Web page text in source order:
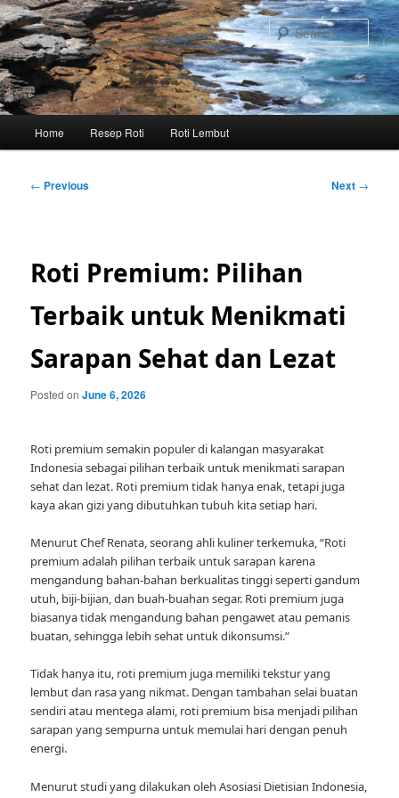
Skip
to
primary
content
Home Resep Roti Roti Lembut
Post
← Previous Next →
Roti Premium: Pilihan
Terbaik untuk Menikmati
Sarapan Sehat dan Lezat
Posted onJune 6, 2026
Roti premium semakin populer di kalangan masyarakat
Indonesia sebagai pilihan terbaik untuk menikmati sarapan
sehat dan lezat. Roti premium tidak hanya enak, tetapi juga
kaya akan gizi yang dibutuhkan tubuh kita setiap hari.
Menurut Chef Renata, seorang ahli kuliner terkemuka, “Roti
premium adalah pilihan terbaik untuk sarapan karena
mengandung bahan-bahan berkualitas tinggi seperti gandum
utuh, biji-bijian, dan buah-buahan segar. Roti premium juga
biasanya tidak mengandung bahan pengawet atau pemanis
buatan, sehingga lebih sehat untuk dikonsumsi.”
Tidak hanya itu, roti premium juga memiliki tekstur yang
lembut dan rasa yang nikmat. Dengan tambahan selai buatan
sendiri atau mentega alami, roti premium bisa menjadi pilihan
sarapan yang sempurna untuk memulai hari dengan penuh
energi.
Menurut studi yang dilakukan oleh Asosiasi Dietisian Indonesia,